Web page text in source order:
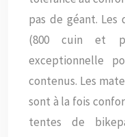
pas de géant.
(800 cuin et
exceptionnelle
contenus. Les
sont à la fois
tentes de